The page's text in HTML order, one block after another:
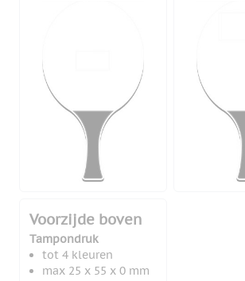
Voorzijde boven
Tampondruk
tot 4 kleuren
max 25 x 55 x 0 mm